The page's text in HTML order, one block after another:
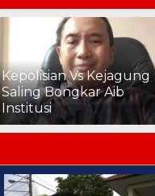
Kepolisian Vs Kejagung
Saling Bongkar Aib
Institusi